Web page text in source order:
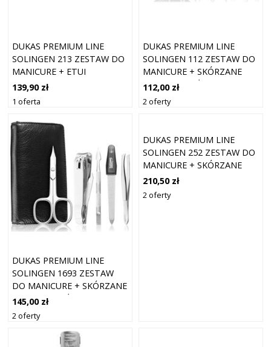
DUKAS PREMIUM LINE
SOLINGEN 213 ZESTAW DO
MANICURE + ETUI
139,90 zł
1 oferta
DUKAS PREMIUM LINE
SOLINGEN 112 ZESTAW DO
MANICURE + SKÓRZANE
ETUI DLA MĘŻCZYZN
112,00 zł
2 oferty
DUKAS PREMIUM LINE
SOLINGEN 1693 ZESTAW
DO MANICURE + SKÓRZANE
ETUI DLA MĘŻCZYZN
145,00 zł
2 oferty
DUKAS PREMIUM LINE
SOLINGEN 252 ZESTAW DO
MANICURE + SKÓRZANE
ETUI BLACK
210,50 zł
2 oferty